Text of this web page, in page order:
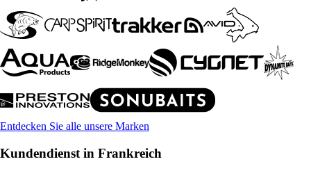
Entdecken Sie alle unsere Marken
Kundendienst in Frankreich